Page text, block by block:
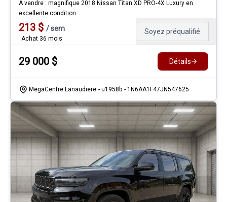
À vendre : magnifique 2018 Nissan Titan XD PRO-4X Luxury en
excellente condition.
213 $ /sem
Achat 36 mois
Soyez préqualifié
29 000 $ Détails
MegaCentre Lanaudiere - u1958b - 1N6AA1F47JN547625